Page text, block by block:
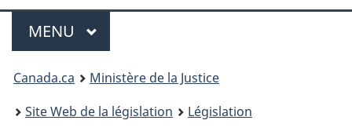
Menu
MENU PRINCIPAL
You
are
Canada.ca
Ministère de la Justice
Site Web de la législation
Législation